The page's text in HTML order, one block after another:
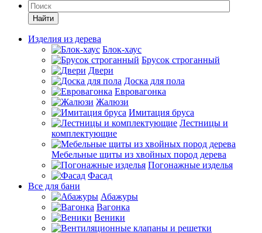
Найти
Изделия из дерева
Блок-хаус
Брусок строганный
Двери
Доска для пола
Евровагонка
Жалюзи
Имитация бруса
Лестницы и
комплектующие
Мебельные щиты из хвойных пород дерева
Погонажные изделья
Фасад
Все для бани
Абажуры
Вагонка
Веники